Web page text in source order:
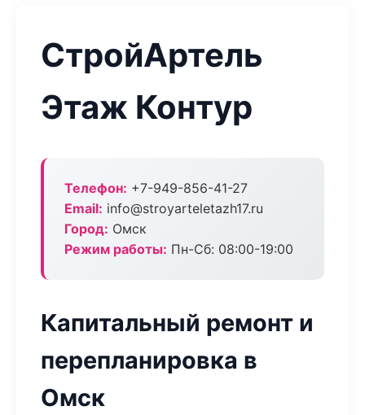
СтройАртель
Этаж Контур
Телефон: +7-949-856-41-27
Email: info@stroyarteletazh17.ru
Город: Омск
Режим работы: Пн-Сб: 08:00-19:00
Капитальный ремонт и
перепланировка в
Омск